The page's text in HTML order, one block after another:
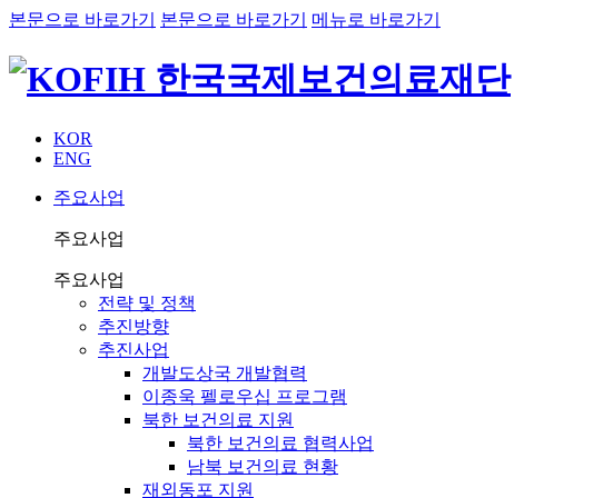
본문으로 바로가기 본문으로 바로가기 메뉴로 바로가기
KOR
ENG
주요사업
주요사업
주요사업
전략 및 정책
추진방향
추진사업
개발도상국 개발협력
이종욱 펠로우십 프로그램
북한 보건의료 지원
북한 보건의료 협력사업
남북 보건의료 현황
재외동포 지원